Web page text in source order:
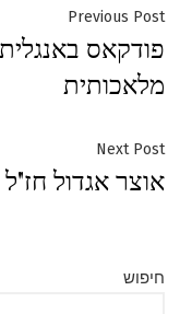
ניווט
Previous Post
post:
פודקאס
מלאכותית
Next Post
post:
אוצר אגדול
חיפוש